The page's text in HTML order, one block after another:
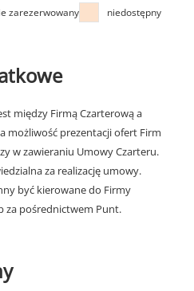
zarezerwowany niedostępny
między Firmą Czarterową a
możliwość prezentacji ofert Firm
w zawieraniu Umowy Czarteru.
za realizację umowy.
być kierowane do Firmy
za pośrednictwem Punt.